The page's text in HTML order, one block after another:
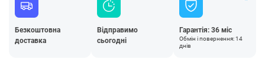
Безкоштовна
доставка
Відправимо
сьогодні
Гарантія: 36 міс
Обмін і повернення: 14
днів